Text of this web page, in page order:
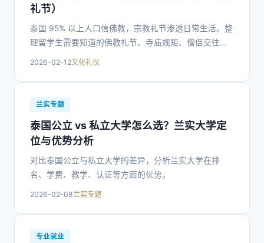
礼节）
泰国 95% 以上人口信佛教，宗教礼节渗透日常生活。整
理留学生需要知道的佛教礼节、寺庙规矩、僧侣交往禁
2026-02-12文化礼仪
兰实专题
泰国公立 vs 私立大学怎么选？兰实大学定
位与优势分析
对比泰国公立与私立大学的差异，分析兰实大学在排
名、学费、教学、认证等方面的优势。
2026-02-08兰实专题
专业就业